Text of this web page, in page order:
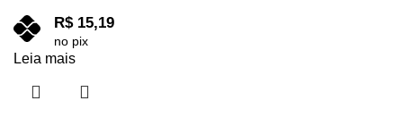
R$15,19
no pix
Leia mais